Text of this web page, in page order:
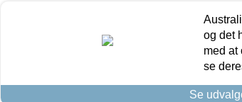
og det
med at
se
Se